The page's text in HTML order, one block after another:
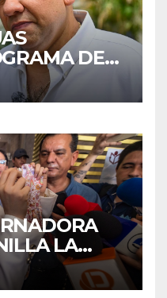
DE
Y
EN SUS
2026-
LA
AL